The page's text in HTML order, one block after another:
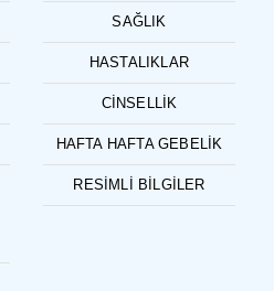
SAĞLIK
HASTALIKLAR
CINSELLIK
HAFTA HAFTA GEBELIK
RESIMLI BILGILER